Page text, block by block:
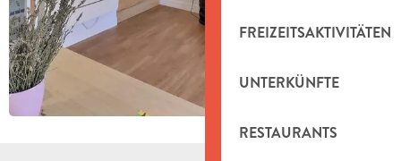
FREIZEITSAKTIVITÄTEN
UNTERKÜNFTE
RESTAURANTS